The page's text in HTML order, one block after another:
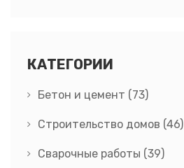
КАТЕГОРИИ
Бетон и цемент (73)
Строительство домов (46)
Сварочные работы (39)